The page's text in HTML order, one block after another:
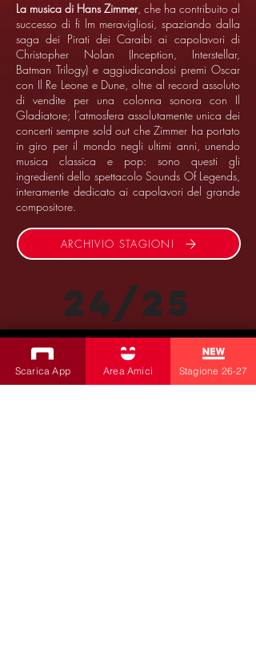
La musica di Hans Zimmer, che ha contribuito al
successo di fi lm meravigliosi, spaziando dalla
saga dei Pirati dei Caraibi ai capolavori di
Christopher Nolan (Inception, Interstellar,
Batman Trilogy) e aggiudicandosi premi Oscar
con Il Re Leone e Dune, oltre al record assoluto
di vendite per una colonna sonora con Il
Gladiatore; l’atmosfera assolutamente unica dei
concerti sempre sold out che Zimmer ha portato
in giro per il mondo negli ultimi anni, unendo
musica classica e pop: sono questi gli
ingredienti dello spettacolo Sounds Of Legends,
interamente dedicato ai capolavori del grande
compositore.
ARCHIVIO STAGIONI
24/25
SUBSCRIBE TO THE NEWSLETTER
Scarica App Area Amici Stagione 26-27